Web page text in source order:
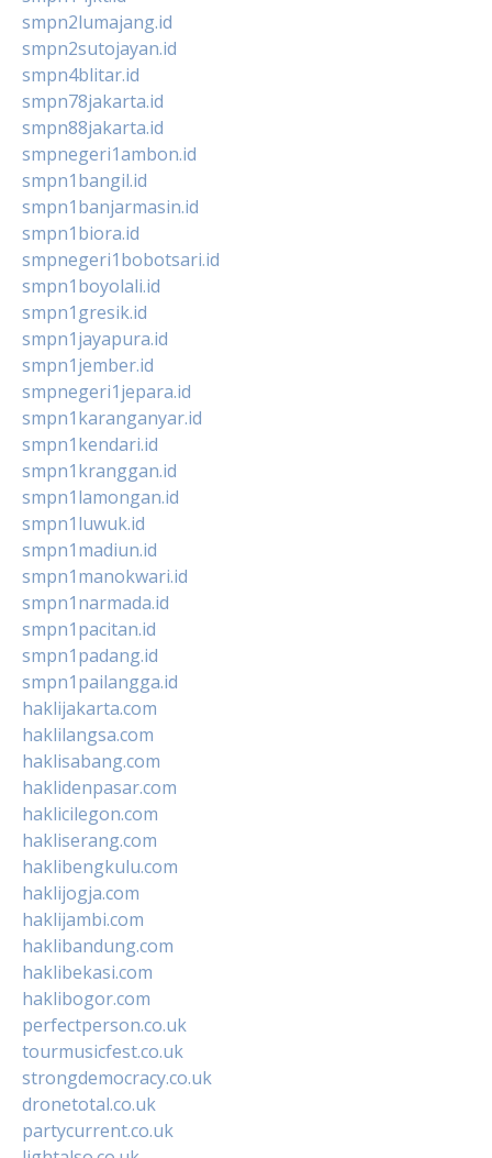
smpn2lumajang.id
smpn2sutojayan.id
smpn4blitar.id
smpn78jakarta.id
smpn88jakarta.id
smpnegeri1ambon.id
smpn1bangil.id
smpn1banjarmasin.id
smpn1biora.id
smpnegeri1bobotsari.id
smpn1boyolali.id
smpn1gresik.id
smpn1jayapura.id
smpn1jember.id
smpnegeri1jepara.id
smpn1karanganyar.id
smpn1kendari.id
smpn1kranggan.id
smpn1lamongan.id
smpn1luwuk.id
smpn1madiun.id
smpn1manokwari.id
smpn1narmada.id
smpn1pacitan.id
smpn1padang.id
smpn1pailangga.id
haklijakarta.com
haklilangsa.com
haklisabang.com
haklidenpasar.com
haklicilegon.com
hakliserang.com
haklibengkulu.com
haklijogja.com
haklijambi.com
haklibandung.com
haklibekasi.com
haklibogor.com
perfectperson.co.uk
tourmusicfest.co.uk
strongdemocracy.co.uk
dronetotal.co.uk
partycurrent.co.uk